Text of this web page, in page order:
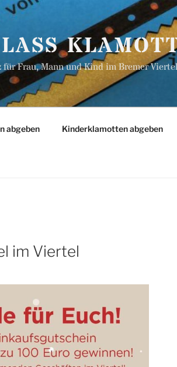
für Frau, Mann und Kind im Bremer Viertel
abgeben Kinderklamotten abgeben
im Viertel